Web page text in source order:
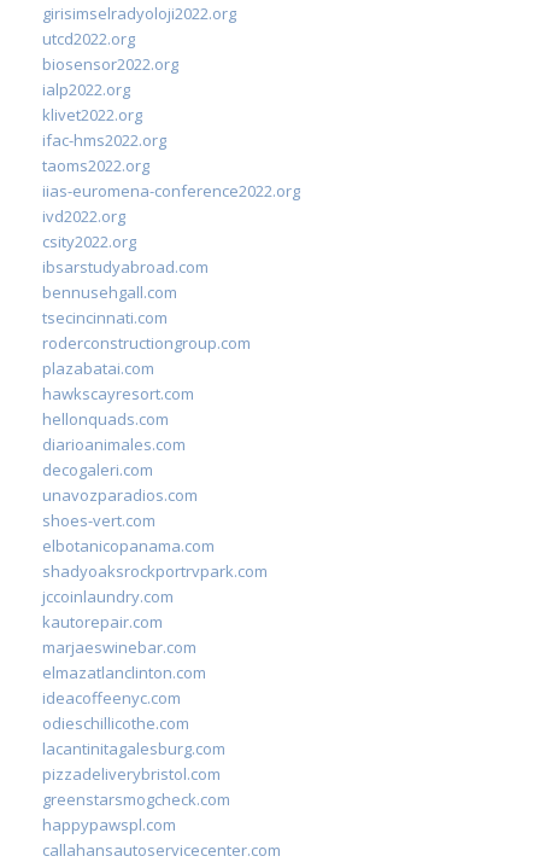
girisimselradyoloji2022.org
utcd2022.org
biosensor2022.org
ialp2022.org
klivet2022.org
ifac-hms2022.org
taoms2022.org
iias-euromena-conference2022.org
ivd2022.org
csity2022.org
ibsarstudyabroad.com
bennusehgall.com
tsecincinnati.com
roderconstructiongroup.com
plazabatai.com
hawkscayresort.com
hellonquads.com
diarioanimales.com
decogaleri.com
unavozparadios.com
shoes-vert.com
elbotanicopanama.com
shadyoaksrockportrvpark.com
jccoinlaundry.com
kautorepair.com
marjaeswinebar.com
elmazatlanclinton.com
ideacoffeenyc.com
odieschillicothe.com
lacantinitagalesburg.com
pizzadeliverybristol.com
greenstarsmogcheck.com
happypawspl.com
callahansautoservicecenter.com